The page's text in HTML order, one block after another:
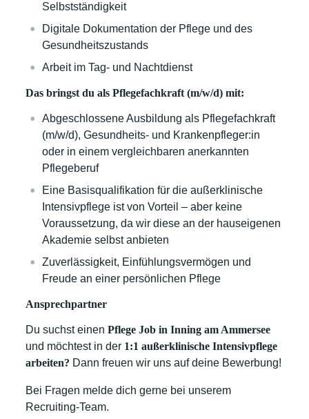
Selbstständigkeit
Digitale Dokumentation der Pflege und des
Gesundheitszustands
Arbeit im Tag- und Nachtdienst
Das bringst du als Pflegefachkraft (m/w/d) mit:
Abgeschlossene Ausbildung als Pflegefachkraft
(m/w/d), Gesundheits- und Krankenpfleger:in
oder in einem vergleichbaren anerkannten
Pflegeberuf
Eine Basisqualifikation für die außerklinische
Intensivpflege ist von Vorteil – aber keine
Voraussetzung, da wir diese an der hauseigenen
Akademie selbst anbieten
Zuverlässigkeit, Einfühlungsvermögen und
Freude an einer persönlichen Pflege
Ansprechpartner
Du suchst einen Pflege Job inInning am Ammersee
und möchtest in der 1:1 außerklinische Intensivpflege
arbeiten? Dann freuen wir uns auf deine Bewerbung!
Bei Fragen melde dich gerne bei unserem
Recruiting-Team.